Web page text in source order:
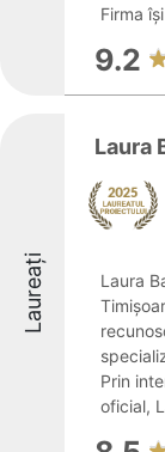
Firma
9.2
Laureați
Laura
Laura
Prin
oficial,